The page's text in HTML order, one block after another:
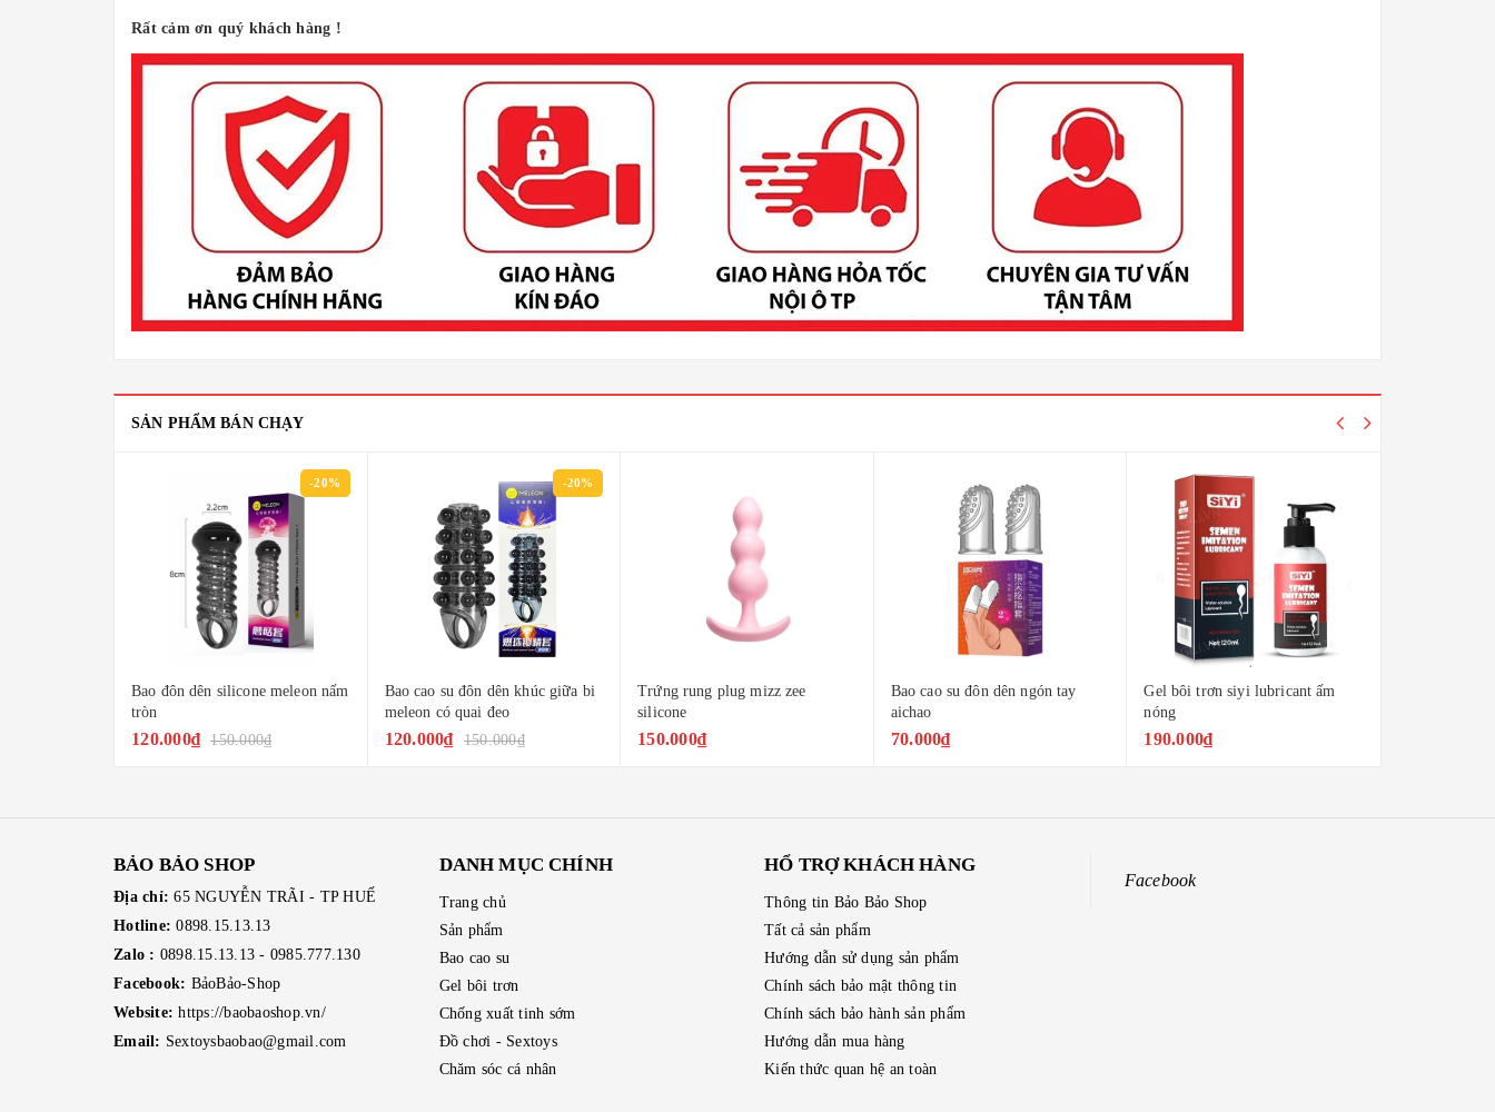
Rất cảm ơn quý khách hàng !
SẢN PHẨM BÁN CHẠY
dên silicone meleon nấm
Bao cao su đôn dên khúc giữa bi
120.000₫
Trứng rung plug mizz zee
silicone
150.000₫
Bao cao su đôn dên ngón tay
Gel bôi trơn siyi lubricant ấm
Gel bôi trơn siyi lubricant mát
BẢO BẢO SHOP
Địa chỉ:65 NGUYỄN TRÃI - TP HUẾ
Hotline: 0898.15.13.13
Zalo : 0898.15.13.13 - 0985.777.130
Facebook: BảoBảo-Shop
Website:https://baobaoshop.vn/
Email: Sextoysbaobao@gmail.com
DANH MỤC CHÍNH
Trang chủ
Sản phẩm
Bao cao su
Gel bôi trơn
Chống xuất tinh sớm
Đồ chơi - Sextoys
Chăm sóc cá nhân
HỔ TRỢ KHÁCH HÀNG
Thông tin Bảo Bảo Shop
Tất cả sản phẩm
Hướng dẫn sử dụng sản phẩm
Chính sách bảo mật thông tin
Chính sách bảo hành sản phẩm
Hướng dẫn mua hàng
Kiến thức quan hệ an toàn
Facebook